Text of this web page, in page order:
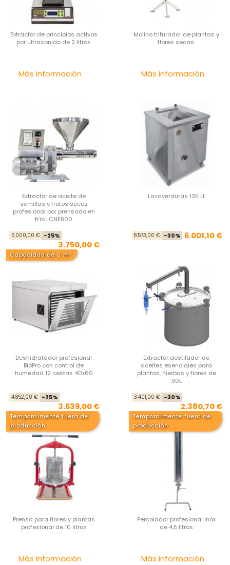
Extractor de principios activos
por ultrasonido de 2 litros
Más información
Molino triturador de plantas y
flores secas.
Más información
Extractor de aceite de
semillas y frutos secos
profesional por prensado en
frío LCNF800
Precio base
5.000,00 € -25%
3.750,00 €
Lavaverduras 135 Lt
8.573,00 € -30% 6.001,10 €
Capacidad de 3 m²
Deshidratador profesional
BioPro con control de
humedad 12 cestas 40x60
Precio base
4.852,00 € -25%
3.639,00 €
Extractor destilador de
aceites esenciales para
plantas, hierbas y flores de
90L
3.401,00 € -30%
2.380,70 €
Temporalmente fuera de
producción
Prensa para flores y plantas
profesional de 10 litros
Más información
Temporalmente fuera de
producción
Percolador profesional inox
de 4,5 litros
Más información